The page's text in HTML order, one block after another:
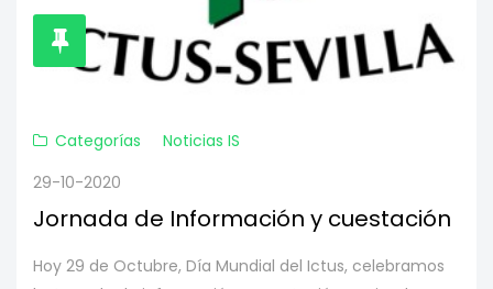
Categorías
Noticias IS
29-10-2020
Jornada de Información y cuestación
Hoy 29 de Octubre, Día Mundial del Ictus, celebramos